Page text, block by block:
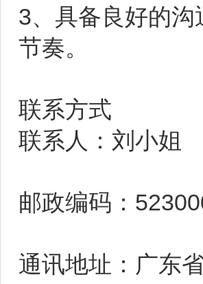
3、具备良好的
节奏。
联系方式
联系人：刘小姐
邮政编码：
通讯地址：广东